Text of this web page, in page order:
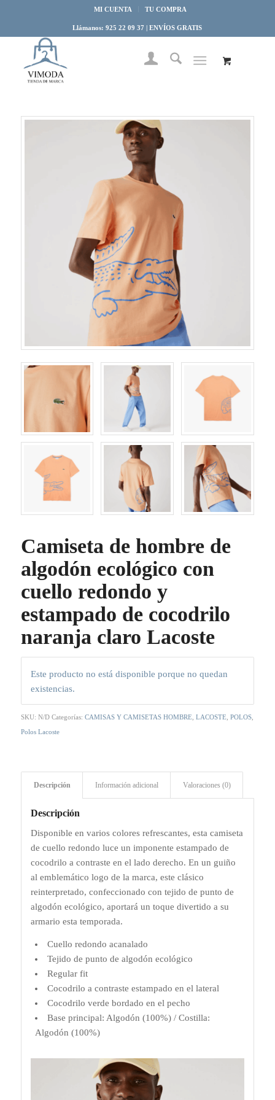
MI CUENTA TU COMPRA
Llámanos: 925 22 09 37 | ENVÍOS GRATIS
Camiseta de hombre de
algodón ecológico con
cuello redondo y
estampado de cocodrilo
naranja claro Lacoste
Este producto no está disponible porque no quedan
existencias.
SKU: N/D Categorías: CAMISAS Y CAMISETAS HOMBRE LACOSTE POLOS,
Polos Lacoste
Descripción Información adicional Valoraciones (0)
Descripción
Disponible en varios colores refrescantes, esta camiseta
de cuello redondo luce un imponente estampado de
cocodrilo a contraste en el lado derecho. En un guiño
al emblemático logo de la marca, este clásico
reinterpretado, confeccionado con tejido de punto de
algodón ecológico, aportará un toque divertido a su
armario esta temporada.
Cuello redondo acanalado
Tejido de punto de algodón ecológico
Regular fit
Cocodrilo a contraste estampado en el lateral
Cocodrilo verde bordado en el pecho
Base principal: Algodón (100%) / Costilla:
Algodón (100%)